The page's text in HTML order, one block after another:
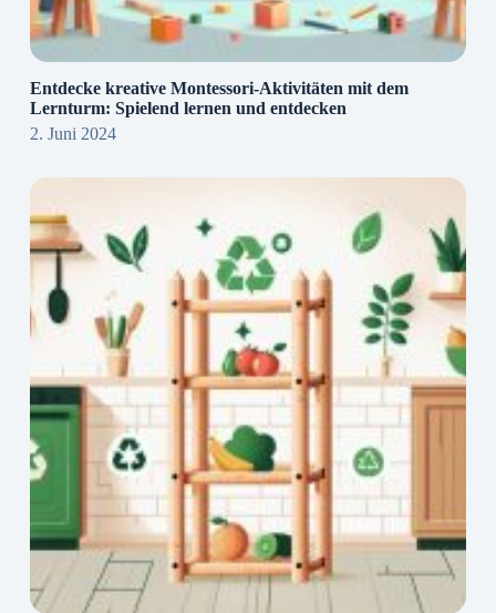
Entdecke kreative Montessori-Aktivitäten mit dem
Lernturm: Spielend lernen und entdecken
2. Juni 2024